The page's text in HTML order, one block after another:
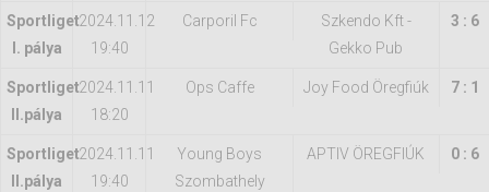
Sportliget
I. pálya
2024.11.12
19:40
Carporil Fc
Szkendo Kft -
Gekko Pub
3 : 6
Sportliget
II.pálya
2024.11.11
18:20
Ops Caffe Joy Food Öregfiúk 7 : 1
Sportliget
II.pálya
2024.11.11
19:40
Young Boys
Szombathely
APTIV ÖREGFIÚK 0 : 6